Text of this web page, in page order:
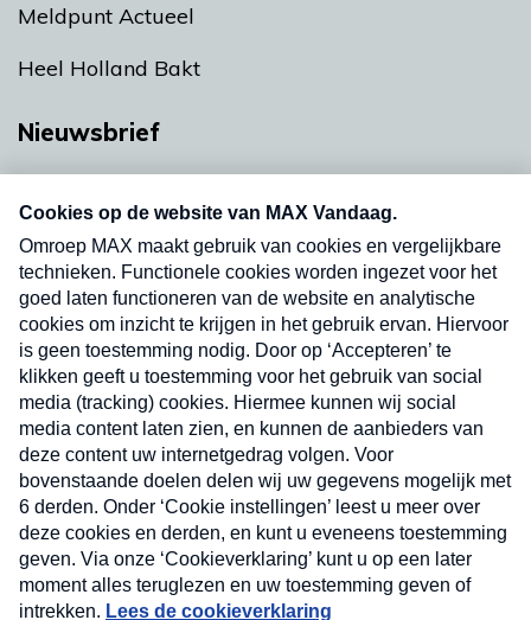
Meldpunt Actueel
Heel Holland Bakt
Nieuwsbrief
nieuwsbrief. Elke vrijdag- en dinsdagochtend in
uw mailbox.
Verzend
Nieuwsbrief
Neem hier een gratis abonnement op onze
nieuwsbrief. Elke vrijdag- en dinsdagochtend in uw